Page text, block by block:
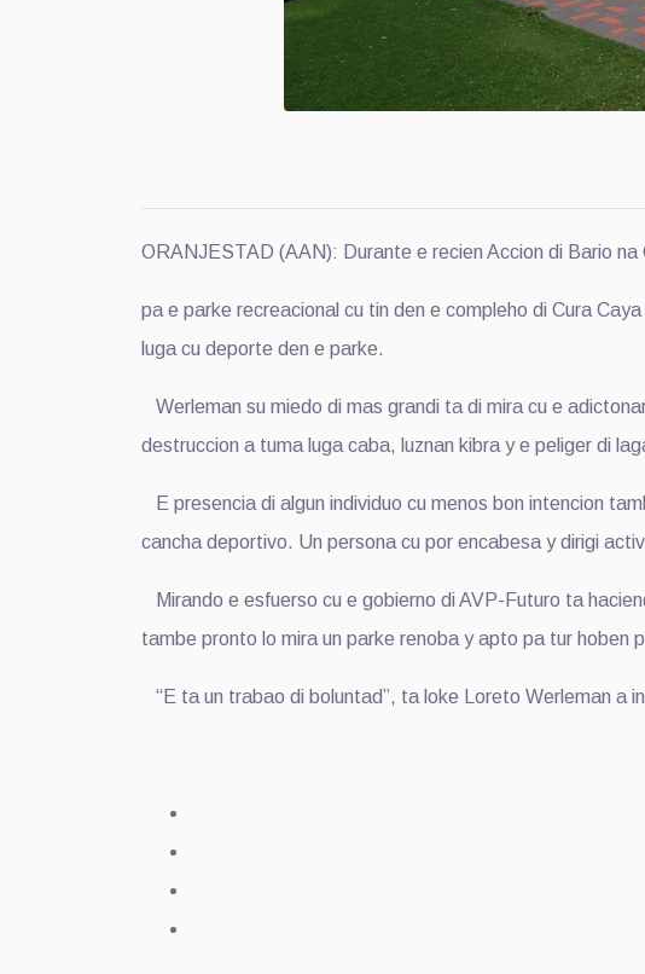
ORANJESTAD (AAN): Durante e recien Accion di Bario
pa e parke recreacional cu tin den e compleho di Cura
luga cu deporte den e parke.
Werleman su miedo di mas grandi ta di mira cu e
destruccion a tuma luga caba, luznan kibra y e peliger di
E presencia di algun individuo cu menos bon intencion
cancha deportivo. Un persona cu por encabesa y dirigi
Mirando e esfuerso cu e gobierno di AVP-Futuro ta
tambe pronto lo mira un parke renoba y apto pa tur hoben
“E ta un trabao di boluntad”, ta loke Loreto Werleman a